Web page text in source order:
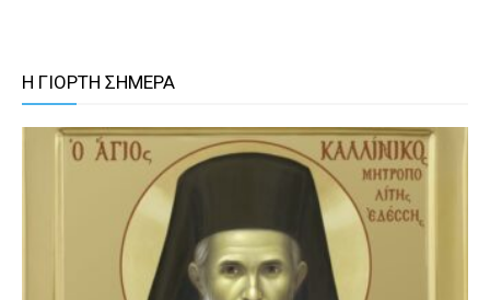
Η ΓΙΟΡΤΗ ΣΗΜΕΡΑ